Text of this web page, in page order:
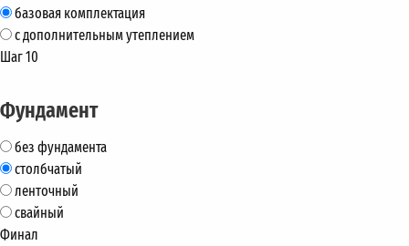
базовая комплектация
с дополнительным утеплением
Шаг 10
Фундамент
без фундамента
столбчатый
ленточный
свайный
Финал